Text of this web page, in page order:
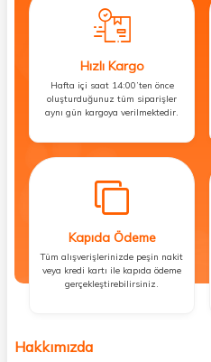
Hızlı Kargo
Hafta içi saat 14:00’ten önce
oluşturduğunuz tüm siparişler
aynı gün kargoya verilmektedir.
Kapıda Ödeme
Tüm alışverişlerinizde peşin nakit
veya kredi kartı ile kapıda ödeme
gerçekleştirebilirsiniz.
Hakkımızda